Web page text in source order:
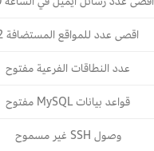
اقصى عدد للمواقع المستضافة 2
عدد النطاقات الفرعية مفتوح
قواعد بيانات MySQL مفتوح
وصول SSH غير مسموح